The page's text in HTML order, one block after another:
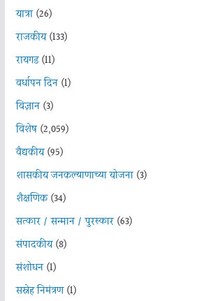
यात्रा(26)
राजकीय(133)
रायगड(11)
वर्धापन दिन(1)
विज्ञान(3)
विशेष(2,059)
वैद्यकीय(95)
शासकीय जनकल्याणाच्या योजना(3)
शैक्षणिक(34)
सत्कार / सन्मान / पुरस्कार(63)
संपादकीय(8)
संशोधन(1)
सस्नेह निमंत्रण(1)